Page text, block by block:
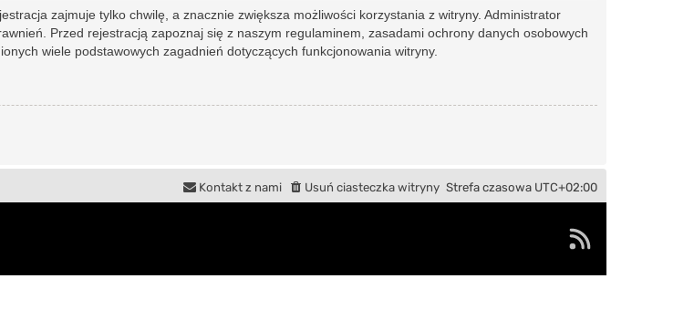
zajmuje tylko chwilę, a znacznie zwiększa możliwości korzystania z witryny. Administrator
Przed rejestracją zapoznaj się z naszym regulaminem, zasadami ochrony danych osobowych
wiele podstawowych zagadnień dotyczących funkcjonowania witryny.
Strefa czasowa UTC+02:00
Usuń ciasteczka witryny
Kontakt z nami